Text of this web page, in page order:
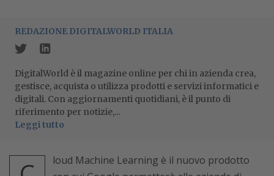
REDAZIONE DIGITALWORLD ITALIA
DigitalWorld è il magazine online per chi in azienda crea,
gestisce, acquista o utilizza prodotti e servizi informatici e
digitali. Con aggiornamenti quotidiani, è il punto di
riferimento per notizie,...
Leggi tutto
loud Machine Learning è il nuovo prodotto